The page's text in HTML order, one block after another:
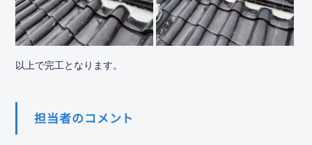
以上で完工となります。
担当者のコメント